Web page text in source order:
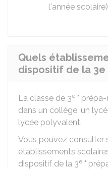
l'année
Quels
dispositif de la
La classe de 3e "
dans un collège, un
lycée polyvalent.
Vous pouvez consulter
établissements
dispositif de la 3e "